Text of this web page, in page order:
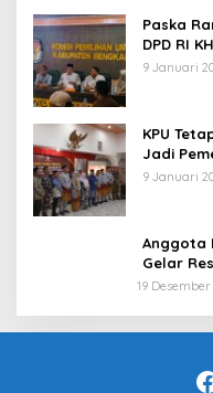
Paska
DPD RI
KPU
9 Januari
KPU
Jadi
Bengkalis
9 Januari
Anggota
Gelar
19 Desember